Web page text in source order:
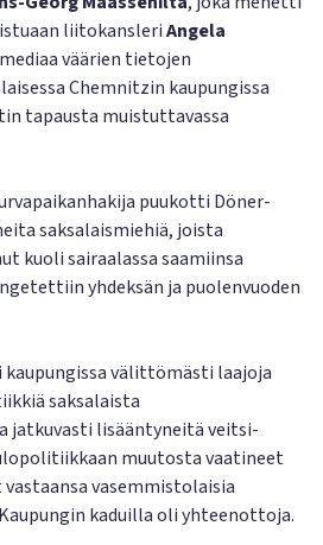
liitokansleriAngela
väärien tietojen
Chemnitzin kaupungissa
tapausta muistuttavassa
puukotti Döner-
saksalaismiehiä, joista
kuoli sairaalassa saamiinsa
yhdeksän ja puolenvuoden
välittömästi laajoja
saksalaista
jatkuvasti lisääntyneitä veitsi-
muutosta vaatineet
vasemmistolaisia
kaduilla oli yhteenottoja.